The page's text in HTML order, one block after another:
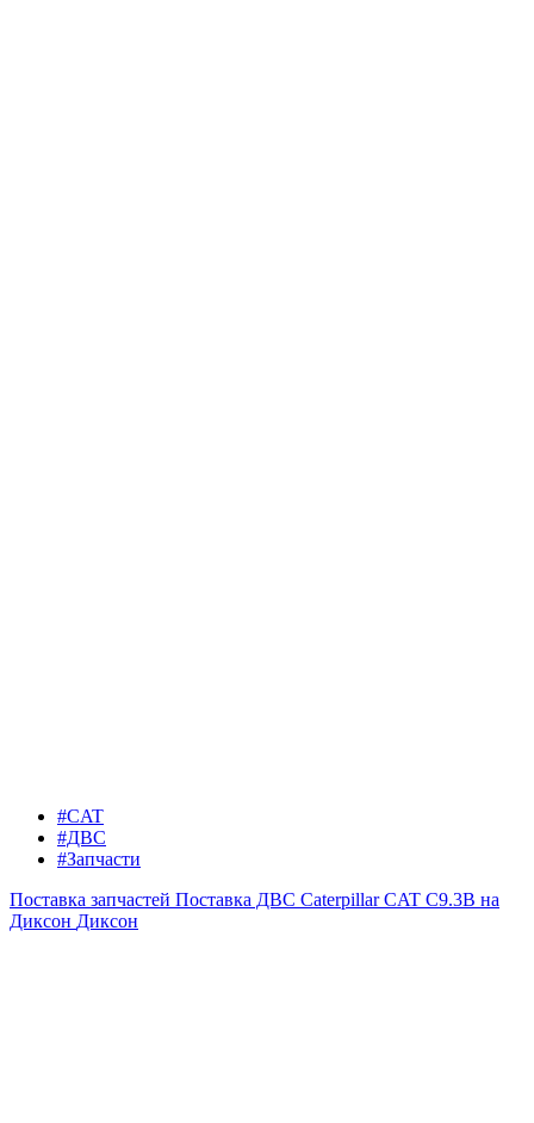
#CAT
#ДВС
#Запчасти
Поставка запчастей Поставка ДВС Caterpillar CAT C9.3B на
Диксон Диксон